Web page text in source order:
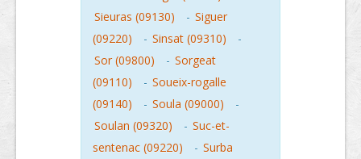
Sieuras (09130)
- Siguer
(09220)
- Sinsat (09310)
-
Sor (09800)
- Sorgeat
(09110)
- Soueix-rogalle
(09140)
- Soula (09000)
-
Soulan (09320)
- Suc-et-
sentenac (09220)
- Surba